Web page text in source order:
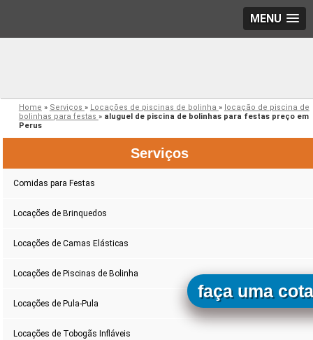
MENU
Home » Serviços » Locações de piscinas de bolinha » locação de piscina de
bolinhas para festas » aluguel de piscina de bolinhas para festas preço em
Perus
Serviços
Comidas para Festas
Locações de Brinquedos
Locações de Camas Elásticas
Locações de Piscinas de Bolinha
Locações de Pula-Pula
Locações de Tobogãs Infláveis
faça uma